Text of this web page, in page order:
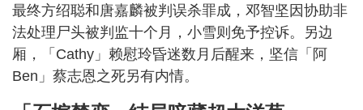
最终方绍聪和唐嘉麟被判误杀罪成，邓智坚因协助非
法处理尸头被判监十个月，小雪则免予控诉。另边
厢，「Cathy」赖慰玲昏迷数月后醒来，坚信「阿
Ben」蔡志恩之死另有内情。